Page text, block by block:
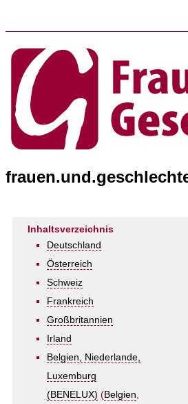
Inhaltsverzeichnis
Deutschland
Österreich
Schweiz
Frankreich
Großbritannien
Irland
Belgien, Niederlande,
Luxemburg
(BENELUX) (Belgien,